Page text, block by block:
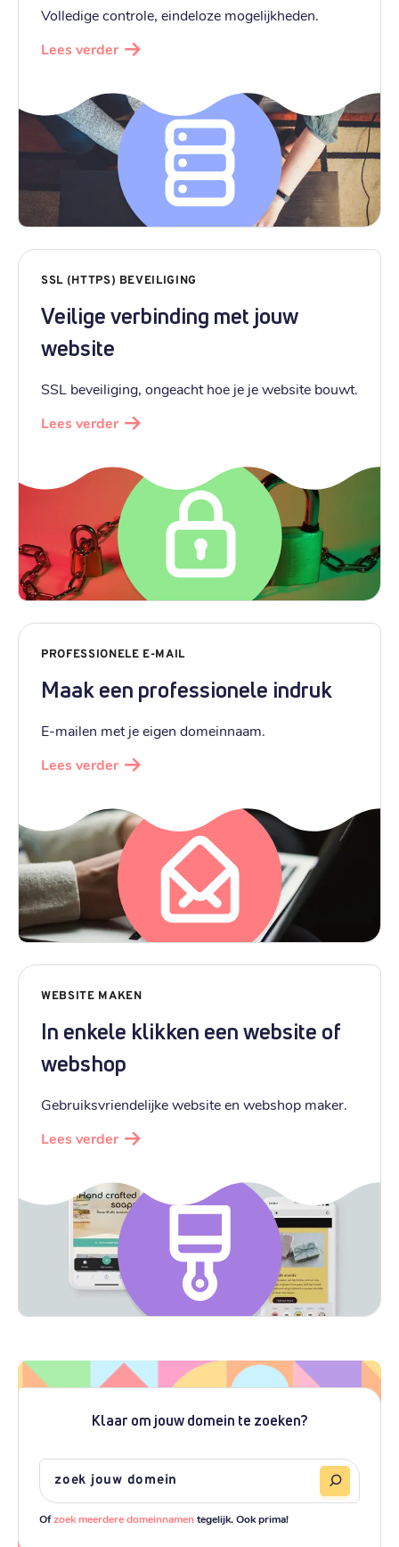
Volledige controle, eindeloze mogelijkheden.
Lees verder
SSL (HTTPS) BEVEILIGING
Veilige verbinding met jouw
website
SSL beveiliging, ongeacht hoe je je website bouwt.
Lees verder
PROFESSIONELE E-MAIL
Maak een professionele indruk
E-mailen met je eigen domeinnaam.
Lees verder
WEBSITE MAKEN
In enkele klikken een website of
webshop
Gebruiksvriendelijke website en webshop maker.
Lees verder
Klaar om jouw domein te zoeken?
Ofzoek meerdere domeinnamentegelijk. Ook prima!